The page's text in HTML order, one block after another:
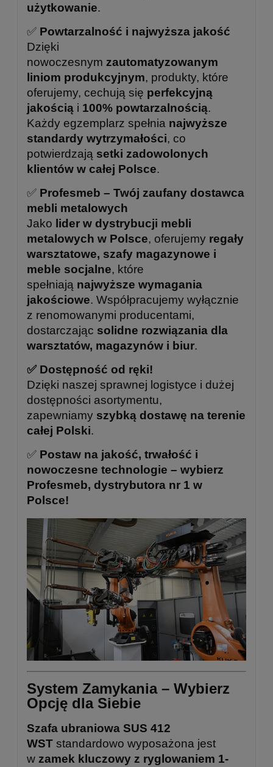
użytkowanie.
✅ Powtarzalność i najwyższa jakość
Dzięki
nowoczesnym zautomatyzowanym
liniom produkcyjnym, produkty, które
oferujemy, cechują się perfekcyjną
jakością i 100% powtarzalnością.
Każdy egzemplarz spełnia najwyższe
standardy wytrzymałości, co
potwierdzają setki zadowolonych
klientów w całej Polsce.
✅ Profesmeb – Twój zaufany dostawca
mebli metalowych
Jako lider w dystrybucji mebli
metalowych w Polsce, oferujemy regały
warsztatowe, szafy magazynowe i
meble socjalne, które
spełniają najwyższe wymagania
jakościowe. Współpracujemy wyłącznie
z renomowanymi producentami,
dostarczając solidne rozwiązania dla
warsztatów, magazynów i biur.
✅ Dostępność od ręki!
Dzięki naszej sprawnej logistyce i dużej
dostępności asortymentu,
zapewniamy szybką dostawę na terenie
całej Polski.
✅ Postaw na jakość, trwałość i
nowoczesne technologie – wybierz
Profesmeb, dystrybutora nr 1 w
Polsce!
System Zamykania – Wybierz
Opcję dla Siebie
Szafa ubraniowa SUS 412
WST standardowo wyposażona jest
w zamek kluczowy z ryglowaniem 1-